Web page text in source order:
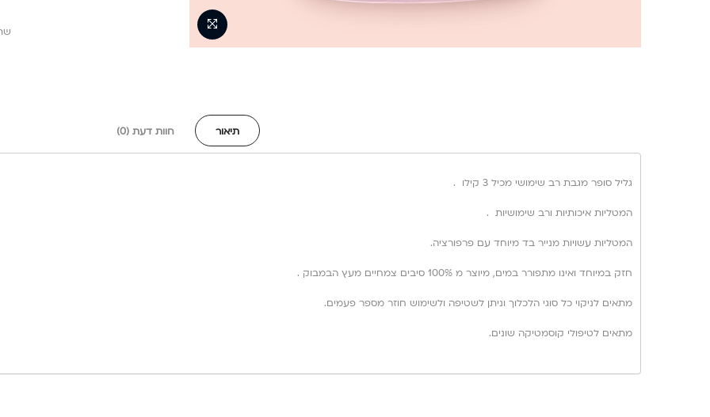
תיאור חוות דעת (0)
גליל סופר מגבת רב שימושי מכיל 3 קילו .
המטליות איכותיות ורב שימושיות .
המטליות עשויות מנייר בד מיוחד עם פרפורציה.
חזק במיוחד ואינו מתפורר במים, מיוצר מ 100% סיבים צמחיים מעץ הבמבוק .
מתאים לניקוי כל סוגי הלכלוך וניתן לשטיפה ולשימוש חוזר מספר פעמים.
מתאים לטיפולי קוסמטיקה שונים.